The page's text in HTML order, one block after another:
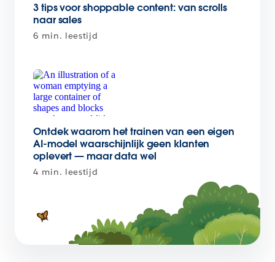
3 tips voor shoppable content: van scrolls
naar sales
6 min. leestijd
Ontdek waarom het trainen van een eigen
AI-model waarschijnlijk geen klanten
oplevert — maar data wel
4 min. leestijd